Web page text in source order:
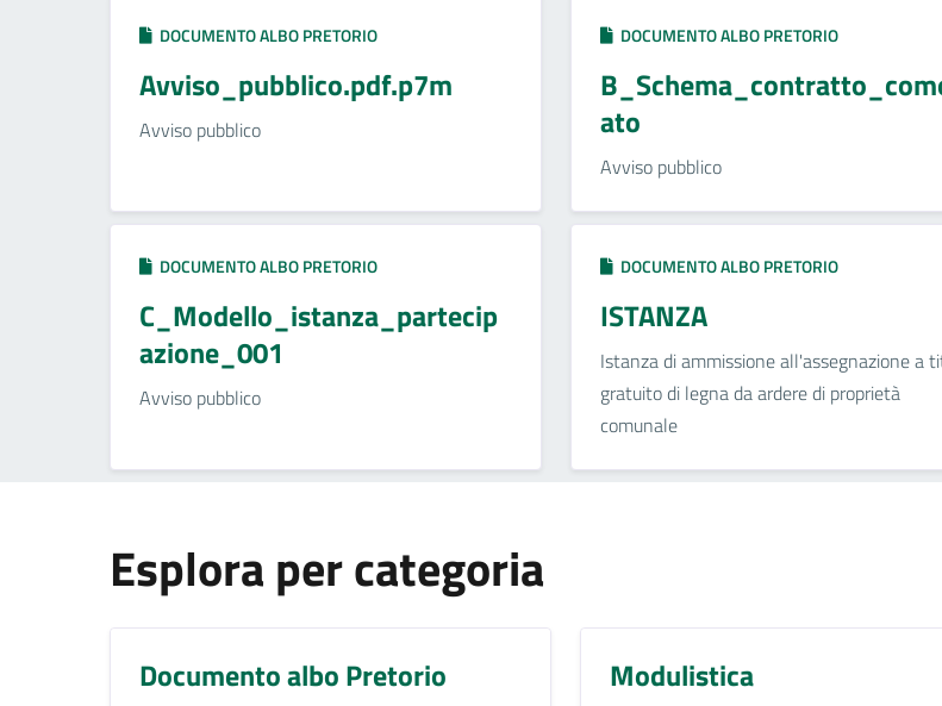
DOCUMENTO ALBO PRETORIO
Avviso_pubblico.pdf.p7m
Avviso pubblico
DOCUMENTO ALBO PRETORIO
ato
Avviso pubblico
DOCUMENTO ALBO PRETORIO
C_Modello_istanza_partecip
azione_001
Avviso pubblico
DOCUMENTO ALBO PRETORIO
ISTANZA
Istanza di ammissione all'assegnazione a
gratuito di legna da ardere di proprietà
comunale
Esplora per categoria
Documento albo Pretorio Modulistica